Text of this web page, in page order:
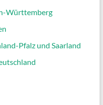
Württemberg
Pfalz und Saarland